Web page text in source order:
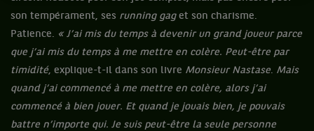
son tempérament, ses running gaget son charisme.
Patience. « J’ai mis du temps à devenir un grand joueur parce
que j’ai mis du temps à me mettre en colère. Peut-être par
timidité, explique-t-il dans son livre Monsieur Nastase. Mais
quand j’ai commencé à me mettre en colère, alors j’ai
commencé à bien jouer. Et quand je jouais bien, je pouvais
battre n’importe qui. Je suis peut-être la seule personne